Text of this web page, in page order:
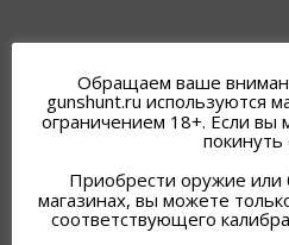
ПОХОЖИЕ
Обращаем ваше
gunshunt.ru используются
ограничением 18+. Если вы
покинуть
Приобрести оружие или
магазинах, вы можете
соответствующего